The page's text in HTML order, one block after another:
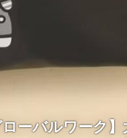
ーバルワーク】